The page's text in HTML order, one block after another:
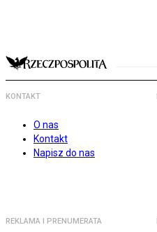
KONTAKT
O nas
Kontakt
Napisz do nas
REKLAMA I PRENUMERATA